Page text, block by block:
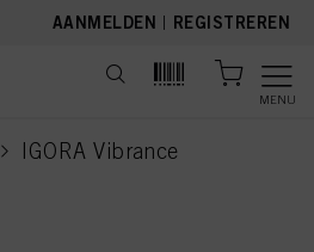
AANMELDEN | REGISTREREN
MENU
IGORA Vibrance
current page